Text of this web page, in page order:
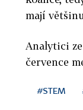
mají
Analytici
července
#STEM